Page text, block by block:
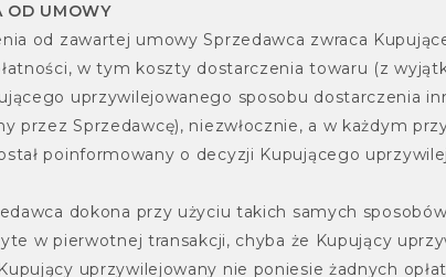
OD UMOWY
od zawartej umowy Sprzedawca zwraca
w tym koszty dostarczenia towaru (z
uprzywilejowanego sposobu dostarczenia
przez Sprzedawcę), niezwłocznie, a w każdym
poinformowany o decyzji Kupującego
dokona przy użyciu takich samych
w pierwotnej transakcji, chyba że Kupujący
uprzywilejowany nie poniesie żadnych